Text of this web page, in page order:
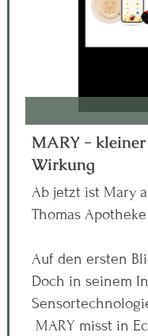
MARY -
Wirkung
Ab jetzt ist Mary
Thomas
Auf den ersten
Doch in seinem
MARY misst in